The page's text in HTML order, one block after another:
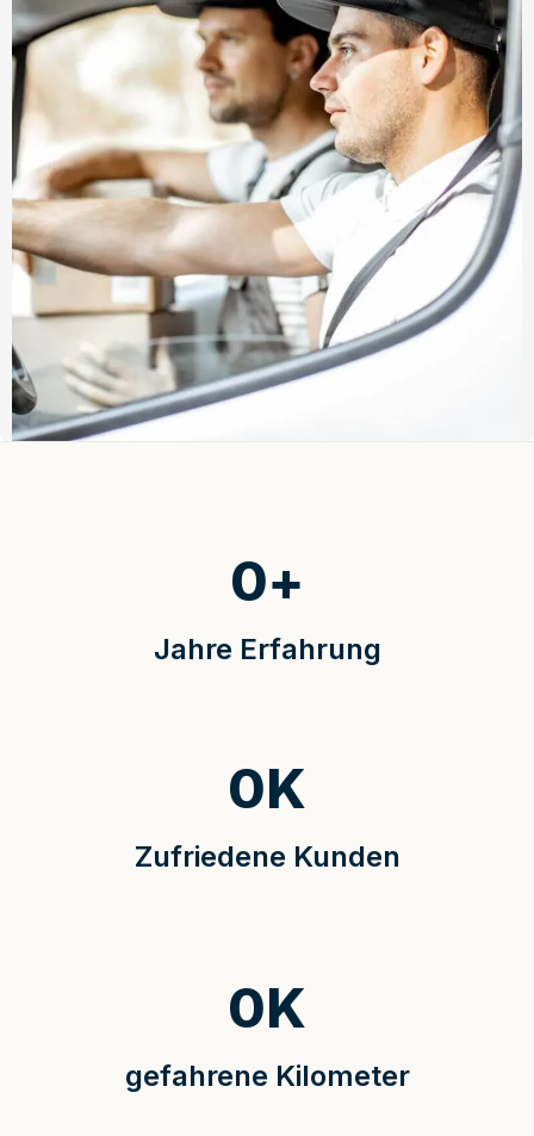
Jahre Erfahrung
0+
Zufriedene Kunden
0K
gefahrene Kilometer
0K